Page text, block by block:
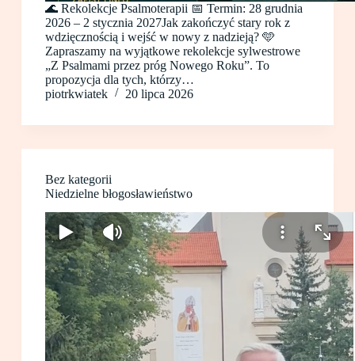
🌊 Rekolekcje Psalmoterapii 📅 Termin: 28 grudnia
2026 – 2 stycznia 2027Jak zakończyć stary rok z
wdzięcznością i wejść w nowy z nadzieją? 🩵
Zapraszamy na wyjątkowe rekolekcje sylwestrowe
„Z Psalmami przez próg Nowego Roku”. To
propozycja dla tych, którzy…
piotrkwiatek
20 lipca 2026
Bez kategorii
Niedzielne błogosławieństwo